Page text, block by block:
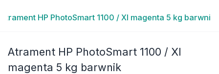
Atrament HP PhotoSmart 1100 / XI magenta 5 kg barwnik
Atrament HP PhotoSmart 1100 / XI
magenta 5 kg barwnik